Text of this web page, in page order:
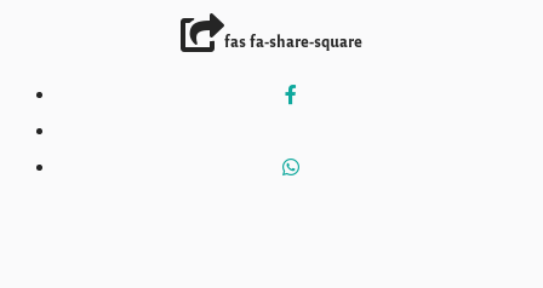
fas fa-share-square